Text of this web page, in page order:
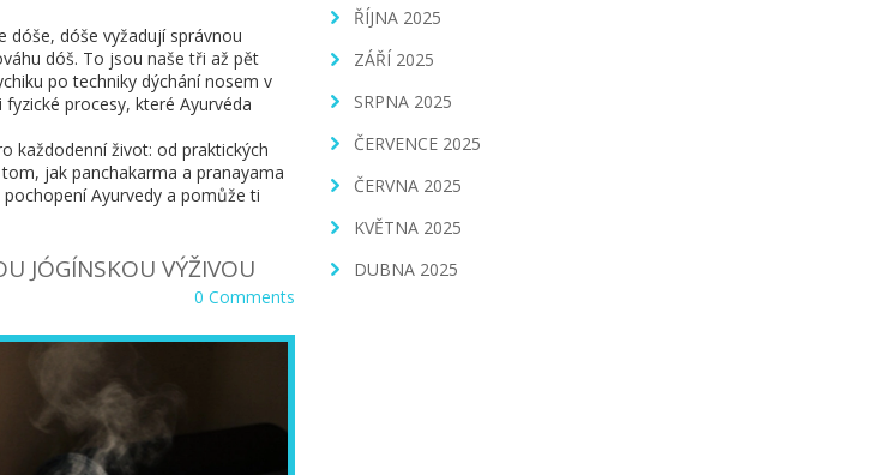
dóše, dóše vyžadují správnou
dóš. To jsou naše tři až pět
po techniky dýchání nosem v
procesy, které Ayurvéda
každodenní život: od praktických
jak panchakarma a pranayama
Ayurvedy a pomůže ti
JÓGÍNSKOU VÝŽIVOU
0 Comments
ŘÍJNA 2025
ZÁŘÍ 2025
SRPNA 2025
ČERVENCE 2025
ČERVNA 2025
KVĚTNA 2025
DUBNA 2025